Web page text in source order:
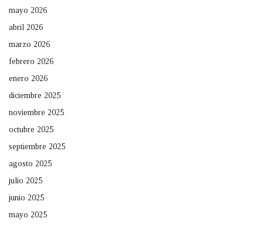
mayo 2026
abril 2026
marzo 2026
febrero 2026
enero 2026
diciembre 2025
noviembre 2025
octubre 2025
septiembre 2025
agosto 2025
julio 2025
junio 2025
mayo 2025